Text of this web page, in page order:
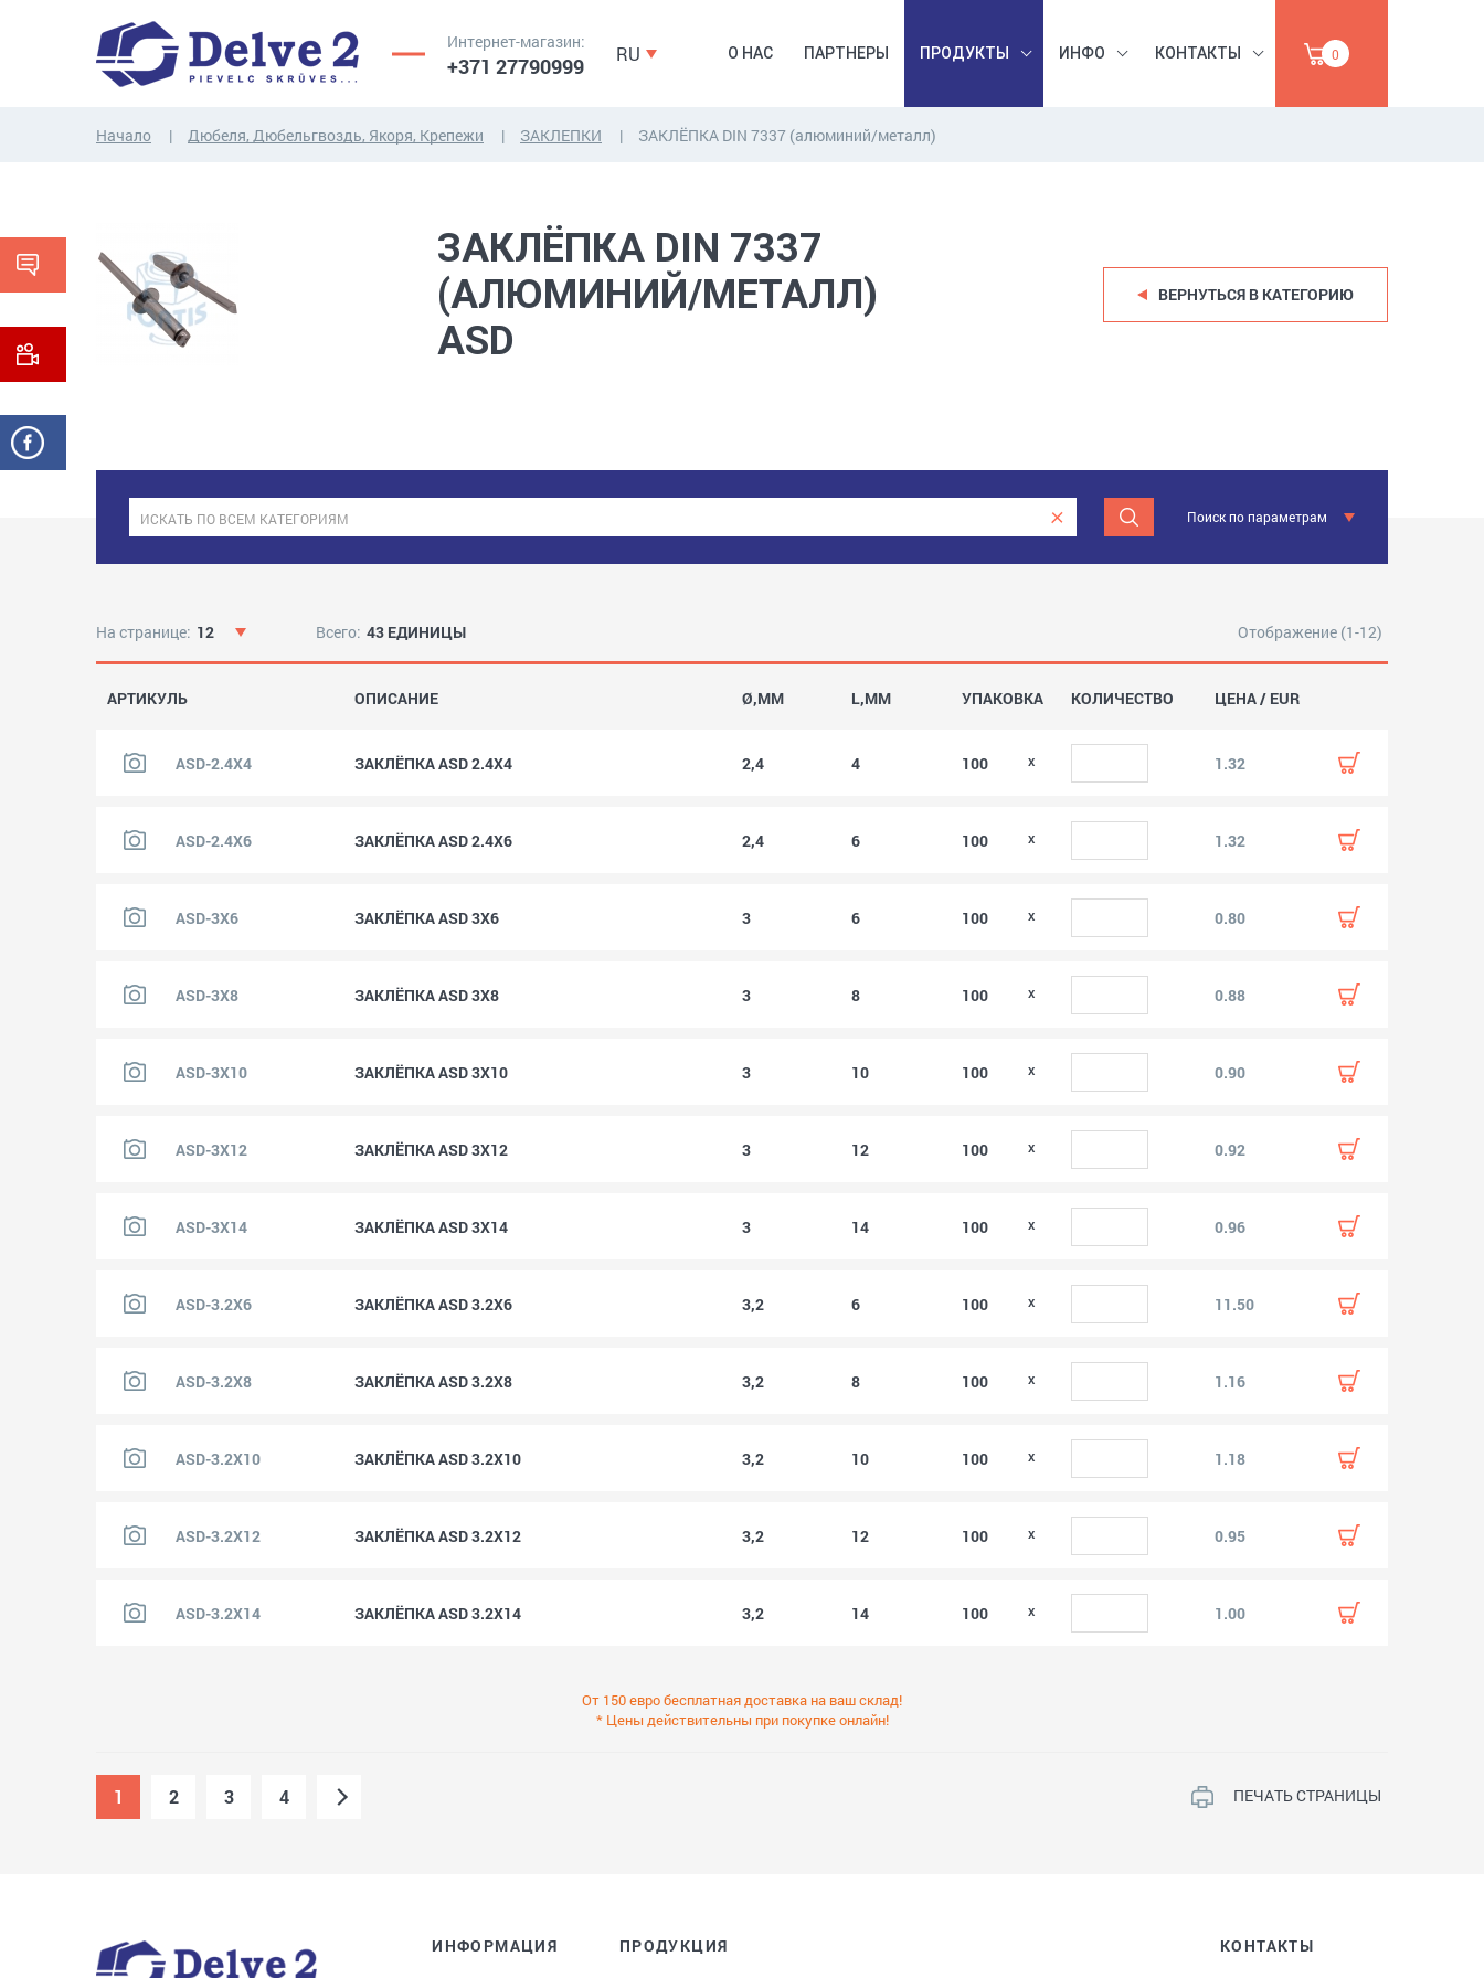
Интернет-магазин:
+371 27790999 RU О НАС ПАРТНЕРЫ ПРОДУКТЫ
СТЕРЖНИ
ДЮБЕЛЬГВОЗДЬ,
ЯКОРЯ, КРЕПЕЖИ
ФУРНИТУРА,
ЛЕНТЫ, ГВОЗДИ
ИНФО КОНТАКТЫ 0
Начало Дюбеля, Дюбельгвоздь, Якоря, Крепежи ЗАКЛЕПКИ ЗАКЛЁПКА DIN 7337 (алюминий/металл)
ЗАКЛЁПКА DIN 7337
(АЛЮМИНИЙ/МЕТАЛЛ)
ASD
ВЕРНУТЬСЯ В КАТЕГОРИЮ
Поиск по параметрам
На странице: 12 Всего: 43 ЕДИНИЦЫ Отображение (1-12)
АРТИКУЛЬ ОПИСАНИЕ Ø,MM L,MM УПАКОВКА КОЛИЧЕСТВО ЦЕНА / EUR
ASD-2.4X4 ЗАКЛЁПКА ASD 2.4X4 2,4 4 100 1.32
ASD-2.4X6 ЗАКЛЁПКА ASD 2.4X6 2,4 6 100 1.32
ASD-3X6 ЗАКЛЁПКА ASD 3X6 3 6 100 0.80
ASD-3X8 ЗАКЛЁПКА ASD 3X8 3 8 100 0.88
ASD-3X10 ЗАКЛЁПКА ASD 3X10 3 10 100 0.90
ASD-3X12 ЗАКЛЁПКА ASD 3X12 3 12 100 0.92
ASD-3X14 ЗАКЛЁПКА ASD 3X14 3 14 100 0.96
ASD-3.2X6 ЗАКЛЁПКА ASD 3.2X6 3,2 6 100 11.50
ASD-3.2X8 ЗАКЛЁПКА ASD 3.2X8 3,2 8 100 1.16
ASD-3.2X10 ЗАКЛЁПКА ASD 3.2X10 3,2 10 100 1.18
ASD-3.2X12 ЗАКЛЁПКА ASD 3.2X12 3,2 12 100 0.95
ASD-3.2X14 ЗАКЛЁПКА ASD 3.2X14 3,2 14 100 1.00
От 150 евро бесплатная доставка на ваш склад!
* Цены действительны при покупке онлайн!
1 2 3 4 ПЕЧАТЬ СТРАНИЦЫ
ИНФОРМАЦИЯ ПРОДУКЦИЯ КОНТАКТЫ